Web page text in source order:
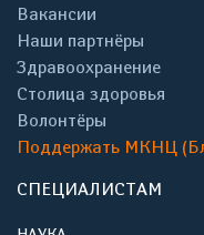
Вакансии
Наши партнёры
Здравоохранение
Столица здоровья
Волонтёры
Поддержать МКНЦ
СПЕЦИАЛИСТАМ